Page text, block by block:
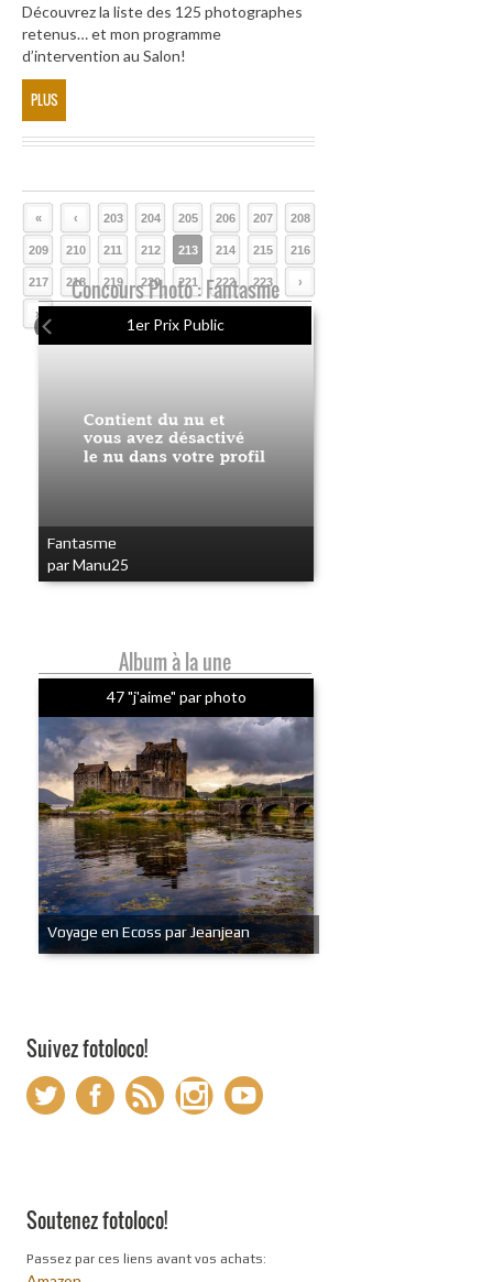
Découvrez la liste des 125 photographes
retenus… et mon programme
d’intervention au Salon!
PLUS
« ‹ 203 204 205 206 207 208
209 210 211 212 213 214 215 216
217 218 219 220 221 222 223 ›
»
Concours Photo : Fantasme
1er Prix Public
Fantasme
par Manu25
Album à la une
47 "j'aime" par photo
Voyage en Ecoss par Jeanjean
Suivez fotoloco!
Soutenez fotoloco!
Passez par ces liens avant vos achats: